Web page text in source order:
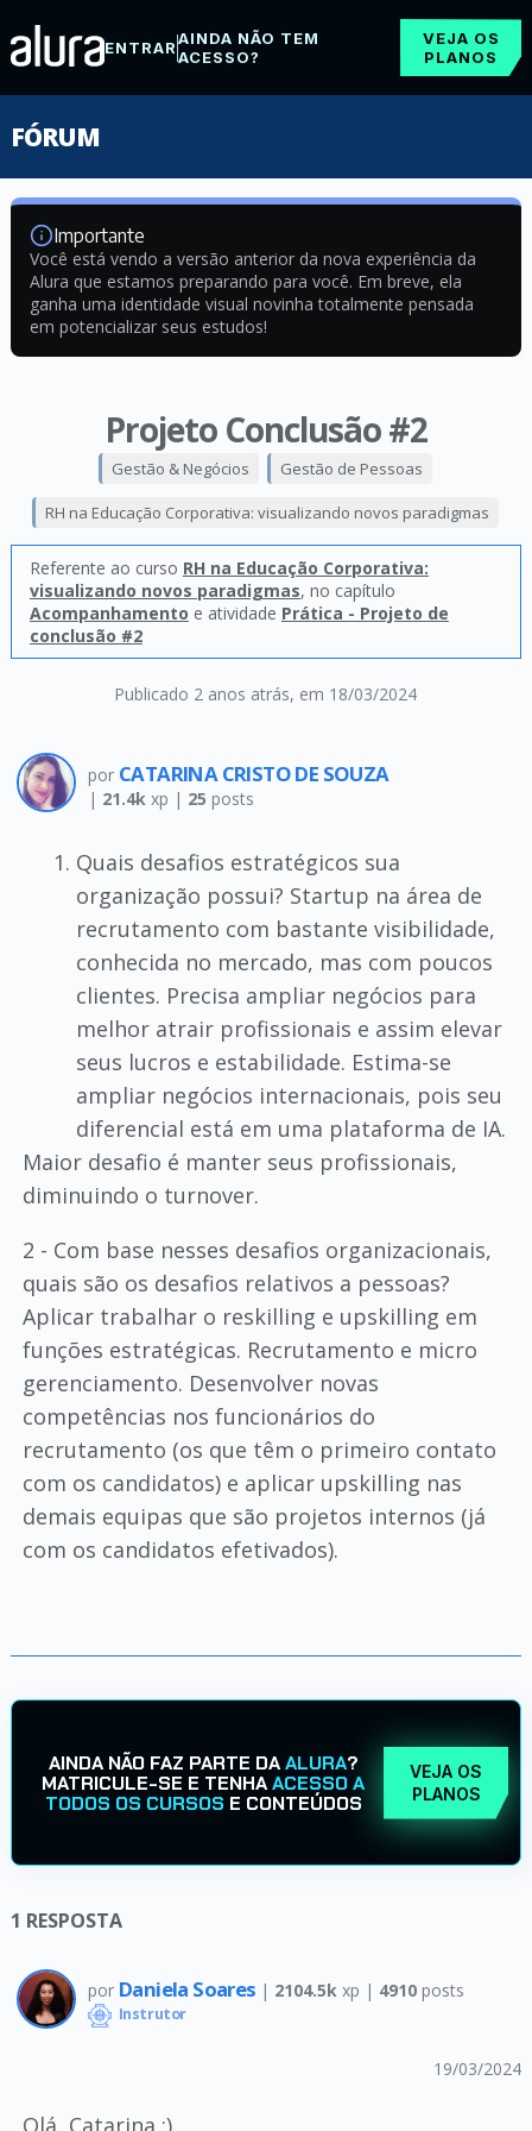
ENTRARAINDA NÃO TEM
ACESSO?
VEJA OS
PLANOS
FÓRUM
Importante
Você está vendo a versão anterior da nova experiência da
Alura que estamos preparando para você. Em breve, ela
ganha uma identidade visual novinha totalmente pensada
em potencializar seus estudos!
Projeto Conclusão #2
Publicado 2 anos atrás, em 18/03/2024
Gestão & Negócios Gestão de Pessoas
RH na Educação Corporativa: visualizando novos paradigmas
Referente ao curso RH na Educação Corporativa:
visualizando novos paradigmas, no capítulo
Acompanhamento e atividade Prática - Projeto de
conclusão #2
por CATARINA CRISTO DE SOUZA
| 21.4kxp | 25 posts
Quais desafios estratégicos sua
organização possui? Startup na área de
recrutamento com bastante visibilidade,
conhecida no mercado, mas com poucos
clientes. Precisa ampliar negócios para
melhor atrair profissionais e assim elevar
seus lucros e estabilidade. Estima-se
ampliar negócios internacionais, pois seu
diferencial está em uma plataforma de IA.
Maior desafio é manter seus profissionais,
diminuindo o turnover.
2 - Com base nesses desafios organizacionais,
quais são os desafios relativos a pessoas?
Aplicar trabalhar o reskilling e upskilling em
funções estratégicas. Recrutamento e micro
gerenciamento. Desenvolver novas
competências nos funcionários do
recrutamento (os que têm o primeiro contato
com os candidatos) e aplicar upskilling nas
demais equipas que são projetos internos (já
com os candidatos efetivados).
AINDA NÃO FAZ PARTE DAALURA?
MATRICULE-SE E TENHAACESSO A
TODOS OS CURSOS E CONTEÚDOS
VEJA OS
PLANOS
1 RESPOSTA
por Daniela Soares | 2104.5k xp | 4910posts
Instrutor
19/03/2024
Olá, Catarina :)